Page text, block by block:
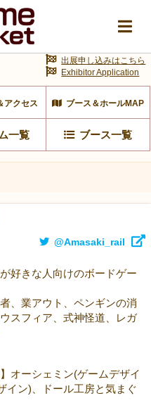
アクセス ブース＆ホールMAP
一覧 ブース一覧
出展申し込みはこちら
Exhibitor Application
@Amasaki_rail
好きな人向けのボードゲー
、業アウト、ペンギンの消
スフィア、式神怪道、レガ
オーシェミン(ゲームデザイ
イン)、ドール工房と気まぐ